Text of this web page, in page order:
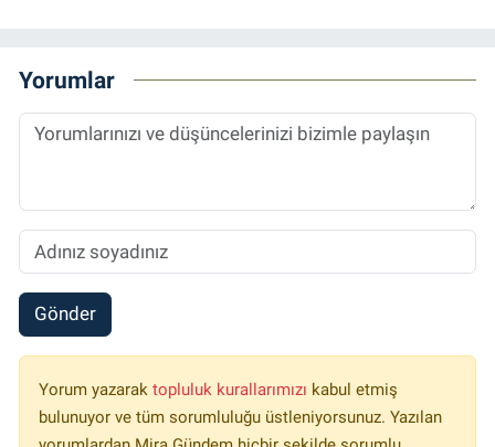
Yorumlar
Gönder
Yorum yazarak topluluk kurallarımızı kabul etmiş
bulunuyor ve tüm sorumluluğu üstleniyorsunuz. Yazılan